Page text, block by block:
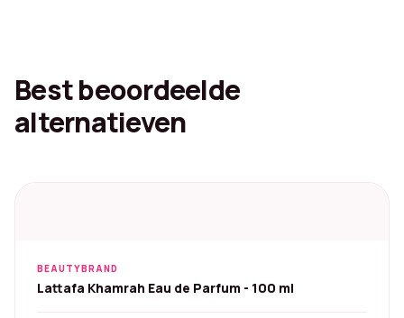
Best beoordeelde
alternatieven
BEAUTYBRAND
Lattafa Khamrah Eau de Parfum - 100 ml